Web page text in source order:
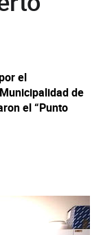
el
de
el “Punto